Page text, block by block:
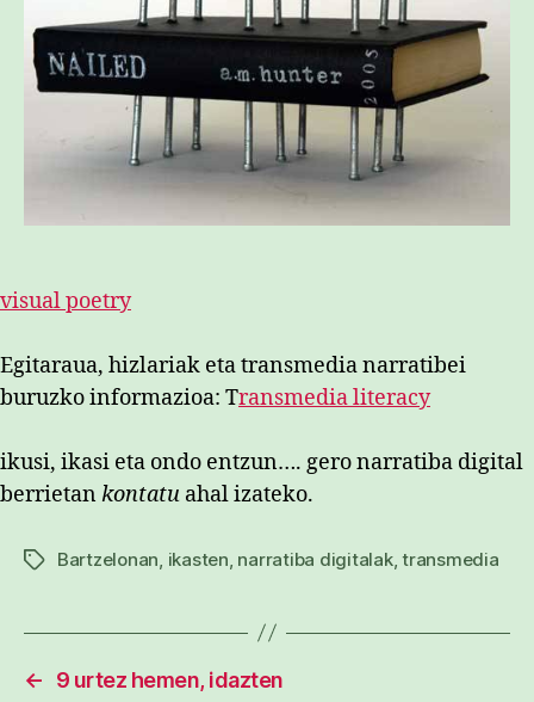
visual poetry
Egitaraua, hizlariak eta transmedia narratibei
buruzko informazioa: Transmedia literacy
ikusi, ikasi eta ondo entzun…. gero narratiba digital
berrietankontatu ahal izateko.
EtiketakBartzelonan ikasten narratiba digitalak,transmedia
← 9 urtez hemen, idazten